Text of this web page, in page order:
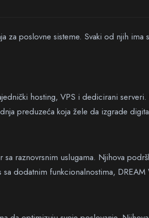
za poslovne sisteme. Svaki od njih ima
hosting, VPS i dedicirani
preduzeća koja žele da izgrade
raznovrsnim uslugama. Njihova
dodatnim funkcionalnostima,